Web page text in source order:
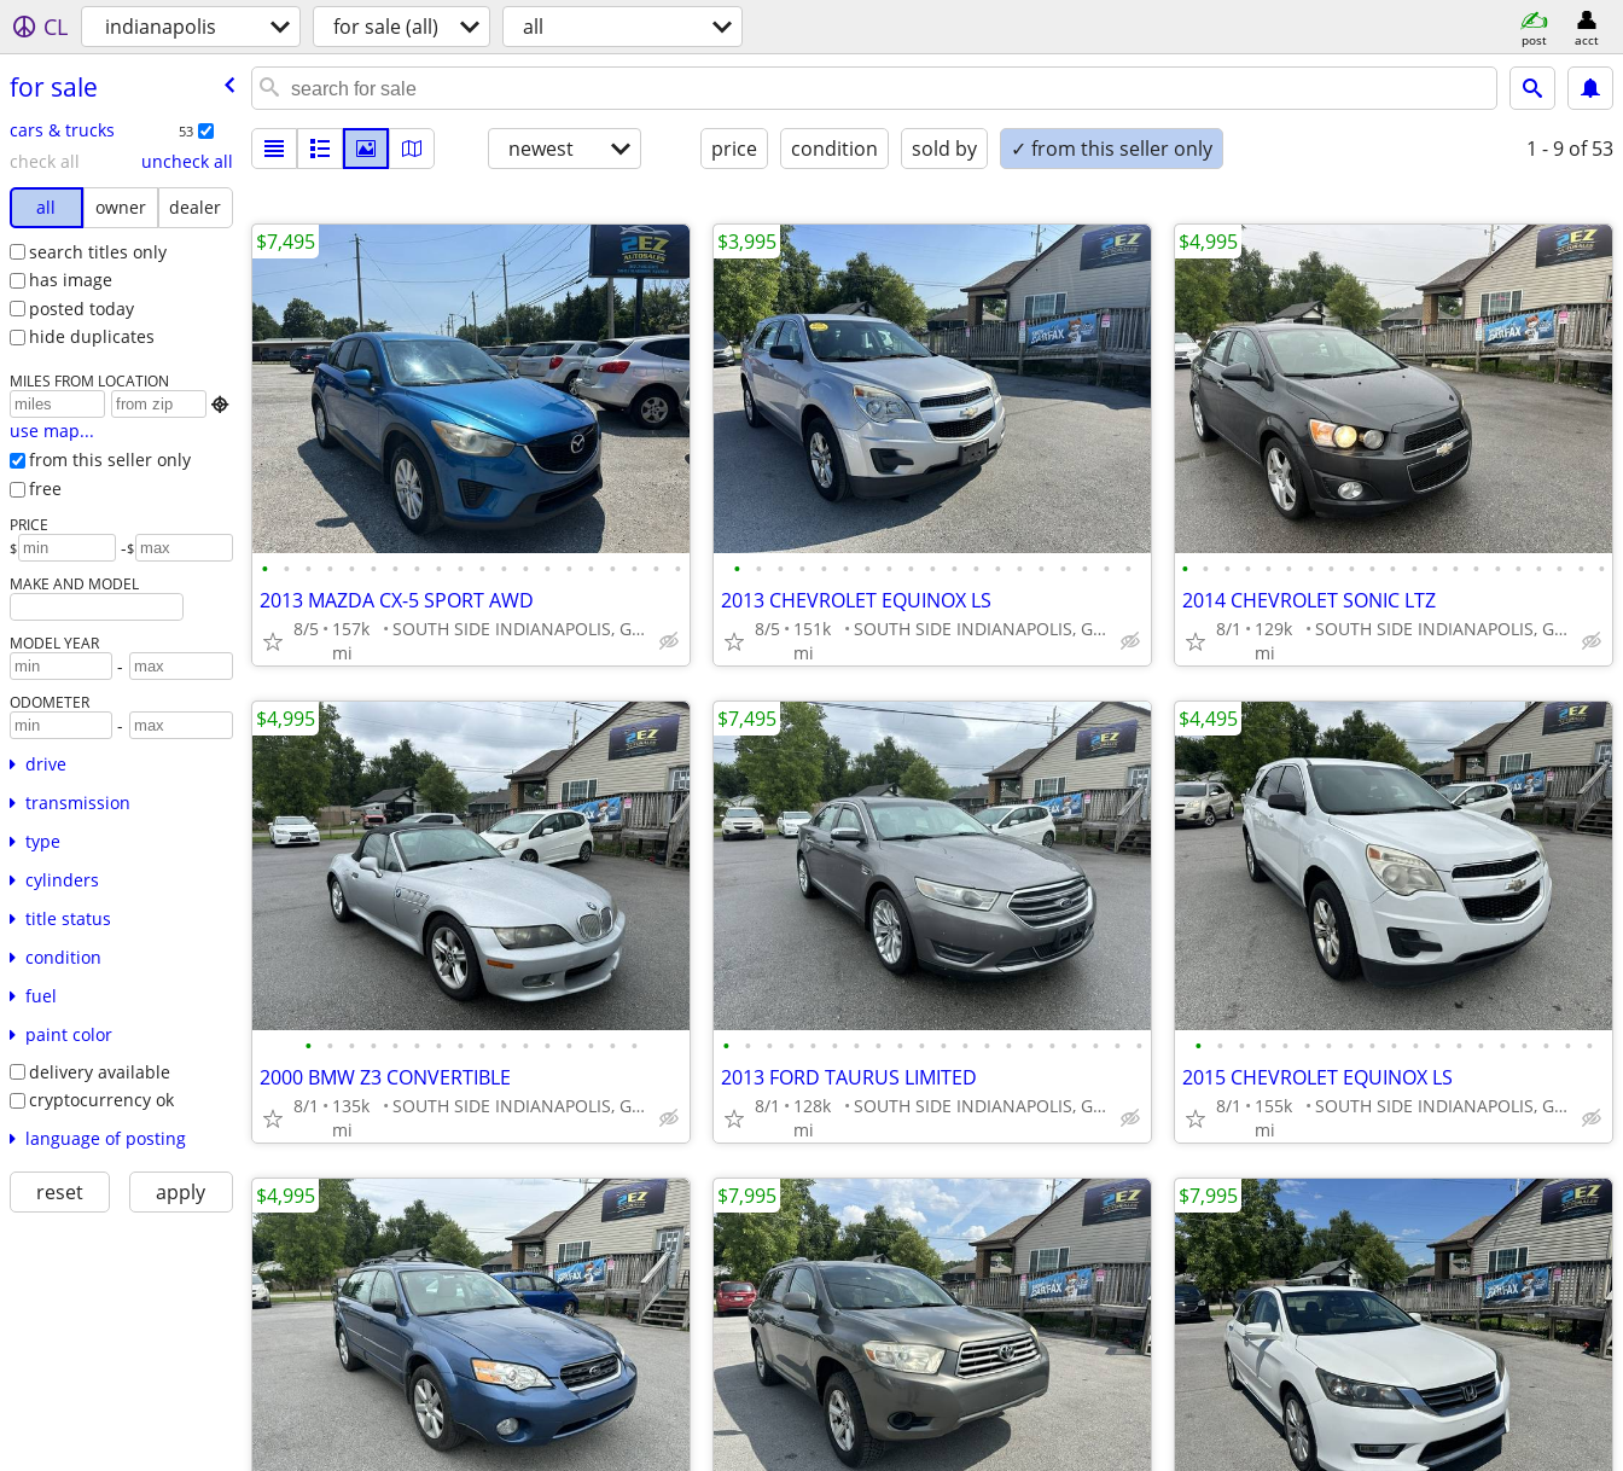
CL indianapolis for sale (all) all post acct
for sale
cars & trucks 53
check all
uncheck all
all
owner
dealer
search titles only
has image
posted today
hide duplicates
MILES FROM LOCATION

use map...
from this seller only
free
PRICE
$ -$
MAKE AND MODEL
MODEL YEAR
-
ODOMETER
-
drive
transmission
type
cylinders
title status
condition
fuel
paint color
delivery available
cryptocurrency ok
language of posting
reset apply
newest price condition sold by ✓ from this seller only 1 - 9 of 53
• • • • • • • • • • • • • • • • • • • •
2013 MAZDA CX-5 SPORT AWD
8/5
157k
mi
SOUTH SIDE INDIANAPOLIS, GREENWOOD
$7,495
• • • • • • • • • • • • • • • • • • •
2013 CHEVROLET EQUINOX LS
8/5
151k
mi
SOUTH SIDE INDIANAPOLIS, GREENWOOD
$3,995
• • • • • • • • • • • • • • • • • • • • •
2014 CHEVROLET SONIC LTZ
8/1
129k
mi
SOUTH SIDE INDIANAPOLIS, GREENWOOD
$4,995
• • • • • • • • • • • • • • • •
2000 BMW Z3 CONVERTIBLE
8/1
135k
mi
SOUTH SIDE INDIANAPOLIS, GREENWOOD
$4,995
• • • • • • • • • • • • • • • • • • • •
2013 FORD TAURUS LIMITED
8/1
128k
mi
SOUTH SIDE INDIANAPOLIS, GREENWOOD
$7,495
• • • • • • • • • • • • • • • • • • •
2015 CHEVROLET EQUINOX LS
8/1
155k
mi
SOUTH SIDE INDIANAPOLIS, GREENWOOD
$4,495
$4,995 $7,995 $7,995